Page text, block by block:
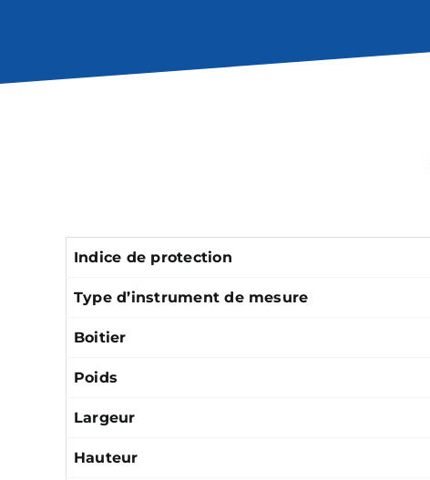
Indice de protection
Type d’instrument de mesure
Boitier
Poids
Largeur
Hauteur